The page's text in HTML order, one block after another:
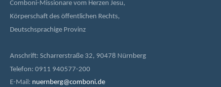
Comboni-Missionare vom Herzen Jesu,
Körperschaft des öffentlichen Rechts,
Deutschsprachige Provinz
Anschrift: Scharrerstraße 32, 90478 Nürnberg
Telefon: 0911 940577-200
E-Mail: nuernberg@comboni.de